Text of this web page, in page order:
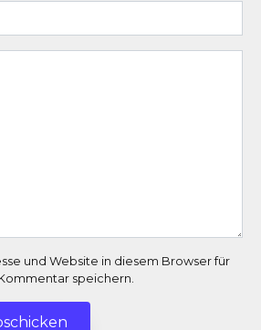
und Website in diesem Browser für
speichern.